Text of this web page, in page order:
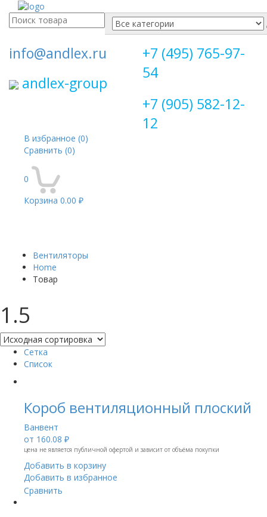
Поиск
для:
info@andlex.ru
andlex-group
+7 (495) 765-97-
54
+7 (905) 582-12-
12
В избранное (0)
Сравнить (0)
0
Корзина 0.00 ₽
Вентиляторы
Home
Товар
1.5
Сетка
Список
Короб вентиляционный плоский
Ванвент
от 160.08 ₽
цена не является публичной офертой и зависит от объёма покупки
Добавить в корзину
Добавить в избранное
Сравнить